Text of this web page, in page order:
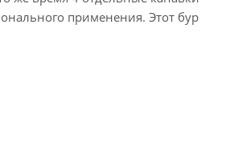
применения. Этот бур